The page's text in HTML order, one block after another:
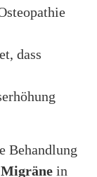
dass
Behandlung
in